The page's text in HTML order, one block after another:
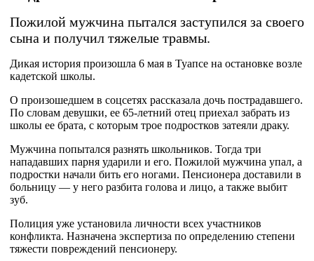
Пожилой мужчина пытался заступился за своего
сына и получил тяжелые травмы.
Дикая история произошла 6 мая в Туапсе на остановке возле
кадетской школы.
О произошедшем в соцсетях рассказала дочь пострадавшего.
По словам девушки, ее 65-летний отец приехал забрать из
школы ее брата, с которым трое подростков затеяли драку.
Мужчина попытался разнять школьников. Тогда три
нападавших парня ударили и его. Пожилой мужчина упал, а
подростки начали бить его ногами. Пенсионера доставили в
больницу — у него разбита голова и лицо, а также выбит
зуб.
Полиция уже установила личности всех участников
конфликта. Назначена экспертиза по определению степени
тяжести повреждений пенсионеру.